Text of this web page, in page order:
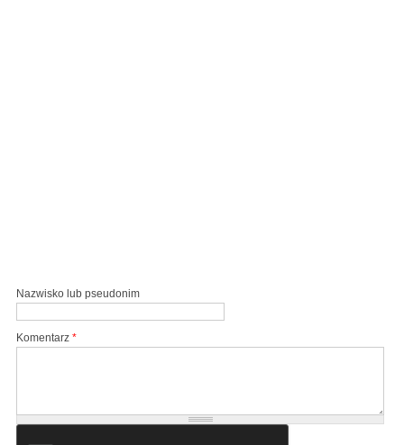
Nazwisko lub pseudonim
Komentarz *